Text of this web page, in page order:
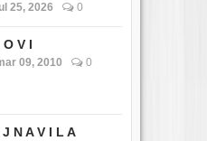
25, 2026 0
O V I
09, 2010 0
J N A V I L A